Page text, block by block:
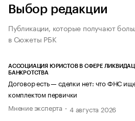
Выбор редакции
Публикации, которые получают
в Сюжеты РБК
АССОЦИАЦИЯ ЮРИСТОВ В СФЕРЕ
БАНКРОТСТВА
Договор есть — сделки нет: что ФНС
комплектом первички
Мнение эксперта
4 августа 2026